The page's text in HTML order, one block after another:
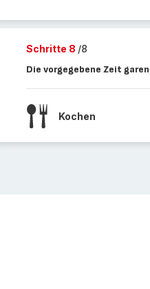
Schritte 8 /8
Die vorgegebene Zeit
Kochen